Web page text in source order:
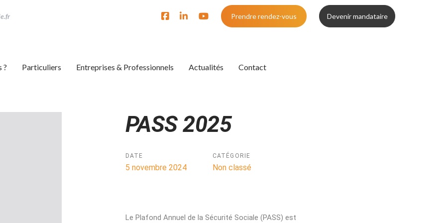
Prendre rendez-vous Devenir mandataire
? Particuliers Entreprises & Professionnels Actualités Contact
PASS 2025
DATE
5 novembre 2024
CATÉGORIE
Non classé
Le Plafond Annuel de la Sécurité Sociale (PASS) est